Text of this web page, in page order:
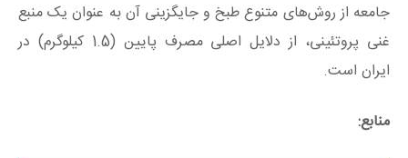
جامعه از روش‌های متنوع طبخ و جایگزینی آن به عنوان یک منبع
غنی پروتئینی، از دلایل اصلی مصرف پایین (1.5 کیلوگرم) در
ایران است.
منابع: